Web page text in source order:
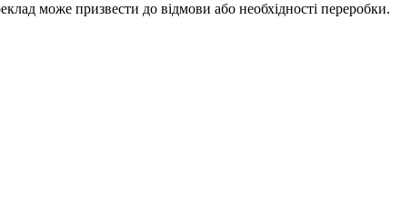
може призвести до відмови або необхідності переробки.